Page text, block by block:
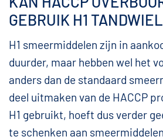
GEBRUIK H1
H1 smeermiddelen zijn in
duurder, maar hebben wel het
anders dan de standaard
deel uitmaken van de HACCP
H1 gebruikt, hoeft dus verder
te schenken aan